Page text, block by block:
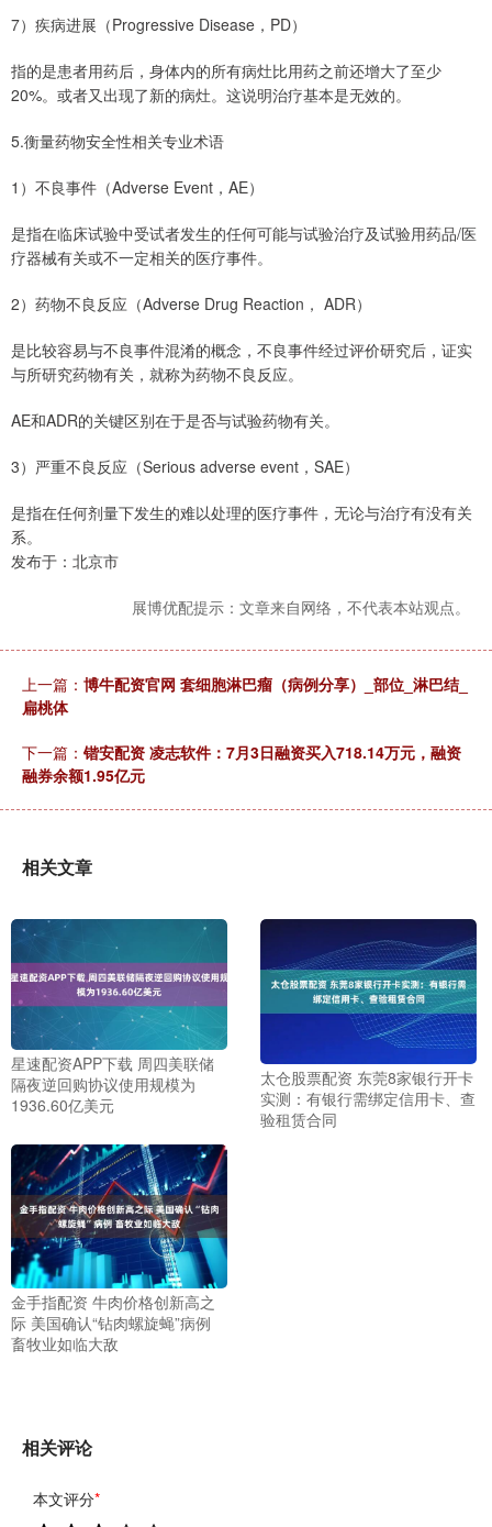
7）疾病进展（Progressive Disease，PD）
指的是患者用药后，身体内的所有病灶比用药之前还增大了至少
20%。或者又出现了新的病灶。这说明治疗基本是无效的。
5.衡量药物安全性相关专业术语
1）不良事件（Adverse Event，AE）
是指在临床试验中受试者发生的任何可能与试验治疗及试验用药品/医
疗器械有关或不一定相关的医疗事件。
2）药物不良反应（Adverse Drug Reaction， ADR）
是比较容易与不良事件混淆的概念，不良事件经过评价研究后，证实
与所研究药物有关，就称为药物不良反应。
AE和ADR的关键区别在于是否与试验药物有关。
3）严重不良反应（Serious adverse event，SAE）
是指在任何剂量下发生的难以处理的医疗事件，无论与治疗有没有关
系。
发布于：北京市
展博优配提示：文章来自网络，不代表本站观点。
上一篇： 博牛配资官网 套细胞淋巴瘤（病例分享）_部位_淋巴结_
扁桃体
下一篇： 锴安配资 凌志软件：7月3日融资买入718.14万元，融资
融券余额1.95亿元
相关文章
星速配资APP下载 周四美联储
隔夜逆回购协议使用规模为
1936.60亿美元
太仓股票配资 东莞8家银行开卡
实测：有银行需绑定信用卡、查
验租赁合同
金手指配资 牛肉价格创新高之
际 美国确认“钻肉螺旋蝇”病例
畜牧业如临大敌
相关评论
本文评分*